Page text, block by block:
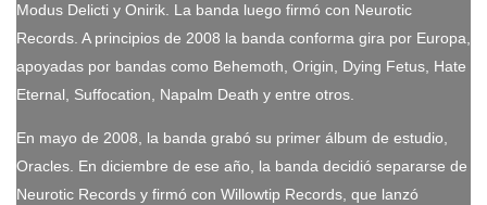
Modus Delicti y Onirik. La banda luego firmó con Neurotic
Records. A principios de 2008 la banda conforma gira por Europa,
apoyadas por bandas como Behemoth, Origin, Dying Fetus, Hate
Eternal, Suffocation, Napalm Death y entre otros.
En mayo de 2008, la banda grabó su primer álbum de estudio,
Oracles. En diciembre de ese año, la banda decidió separarse de
Neurotic Records y firmó con Willowtip Records, que lanzó